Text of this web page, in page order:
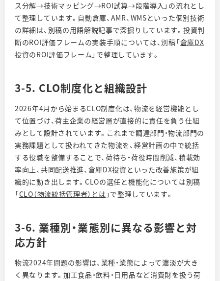
ス分解→技術マッピング→ROI試算→段階導入」の流れとし
て整理しています。自動倉庫、AMR、WMSといった個別技術
の詳細は、別稿の用語解説記事で深掘りしています。投資判
断のROI評価フレームの実装手順については、別稿「倉庫DX
投資のROI評価フレーム 」で整理しています。
3-5. CLO制度化と組織設計
2026年4月から始まるCLO制度化は、物流を経営機能とし
て位置づけ、荷主企業の経営層が直接的に責任を負う仕組
みとして設計されています。これまで調達部門・物流部門の
実務課題として扱われてきた物流を、経営計画の中で統括
する役職を整備することで、荷待ち・荷役時間削減、積載効
率向上、共同配送推進、倉庫DX投資といった改善施策が組
織的に動き出します。CLOの選任と機能化については別稿
「CLO（物流統括管理者）とは 」で整理しています。
3-6. 業種別・業態別に異なる影響と対
応方針
物流2024年問題の影響は、業種・業態によって濃淡が大き
く異なります。加工食品・飲料・日用品など消費財を扱う荷